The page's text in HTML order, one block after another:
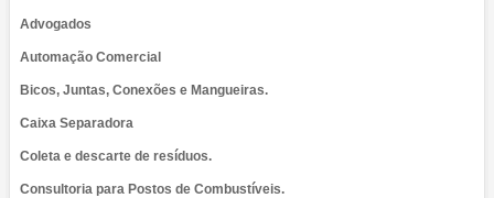
Advogados
Automação Comercial
Bicos, Juntas, Conexões e Mangueiras.
Caixa Separadora
Coleta e descarte de resíduos.
Consultoria para Postos de Combustíveis.